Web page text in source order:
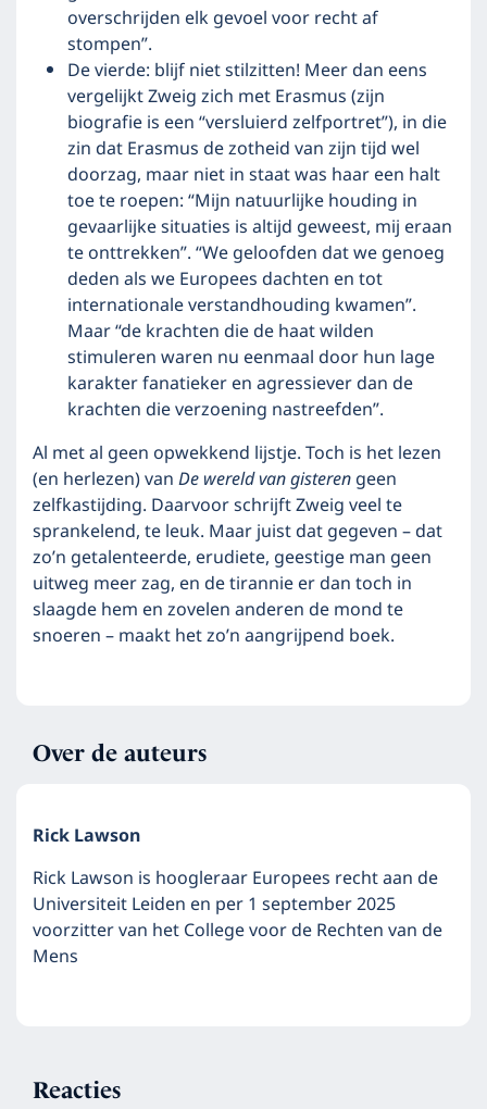
overschrijden elk gevoel voor recht af
stompen”.
De vierde: blijf niet stilzitten! Meer dan eens
vergelijkt Zweig zich met Erasmus (zijn
biografie is een “versluierd zelfportret”), in die
zin dat Erasmus de zotheid van zijn tijd wel
doorzag, maar niet in staat was haar een halt
toe te roepen: “Mijn natuurlijke houding in
gevaarlijke situaties is altijd geweest, mij eraan
te onttrekken”. “We geloofden dat we genoeg
deden als we Europees dachten en tot
internationale verstandhouding kwamen”.
Maar “de krachten die de haat wilden
stimuleren waren nu eenmaal door hun lage
karakter fanatieker en agressiever dan de
krachten die verzoening nastreefden”.
Al met al geen opwekkend lijstje. Toch is het lezen
(en herlezen) vanDe wereld van gisterengeen
zelfkastijding. Daarvoor schrijft Zweig veel te
sprankelend, te leuk. Maar juist dat gegeven – dat
zo’n getalenteerde, erudiete, geestige man geen
uitweg meer zag, en de tirannie er dan toch in
slaagde hem en zovelen anderen de mond te
snoeren – maakt het zo’n aangrijpend boek.
Over de auteurs
Rick Lawson
Rick Lawson is hoogleraar Europees recht aan de
Universiteit Leiden en per 1 september 2025
voorzitter van het College voor de Rechten van de
Mens
Reacties